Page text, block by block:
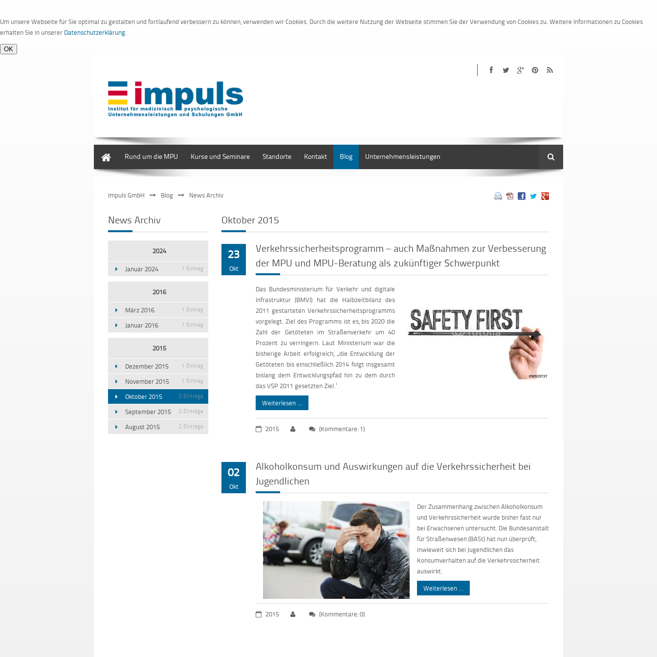
Um unsere Webseite für Sie optimal zu gestalten und fortlaufend verbessern zu können, verwenden wir Cookies. Durch die weitere Nutzung der Webseite stimmen Sie der Verwendung von Cookies zu. Weitere Informationen zu Cookies
erhalten Sie in unserer Datenschutzerklärung.
Rund um die MPU Kurse und Seminare Standorte Kontakt Blog Unternehmensleistungen Suche
Impuls GmbH Blog News Archiv
Oktober 2015
23
Okt
Verkehrssicherheitsprogramm – auch Maßnahmen zur Verbesserung
der MPU und MPU-Beratung als zukünftiger Schwerpunkt
Das Bundesministerium für Verkehr und digitale
Infrastruktur (BMVI) hat die Halbzeitbilanz des
2011 gestarteten Verkehrssicherheitsprogramms
vorgelegt. Ziel des Programms ist es, bis 2020 die
Zahl der Getöteten im Straßenverkehr um 40
Prozent zu verringern. Laut Ministerium war die
bisherige Arbeit erfolgreich, „die Entwicklung der
Getöteten bis einschließlich 2014 folgt insgesamt
bislang dem Entwicklungspfad hin zu dem durch
das VSP 2011 gesetzten Ziel.“
Weiterlesen …
2015 (Kommentare: 1)
02
Okt
Alkoholkonsum und Auswirkungen auf die Verkehrssicherheit bei
Jugendlichen
Der Zusammenhang zwischen Alkoholkonsum
und Verkehrssicherheit wurde bisher fast nur
bei Erwachsenen untersucht. Die Bundesanstalt
für Straßenwesen (BASt) hat nun überprüft,
inwieweit sich bei Jugendlichen das
Konsumverhalten auf die Verkehrssicherheit
auswirkt.
Weiterlesen …
2015 (Kommentare: 0)
News Archiv
2024
Januar 2024 1 Eintrag
2016
März 2016 1 Eintrag
Januar 2016 1 Eintrag
2015
Dezember 2015 1 Eintrag
November 2015 1 Eintrag
Oktober 2015 2 Einträge
September 2015 2 Einträge
August 2015 2 Einträge